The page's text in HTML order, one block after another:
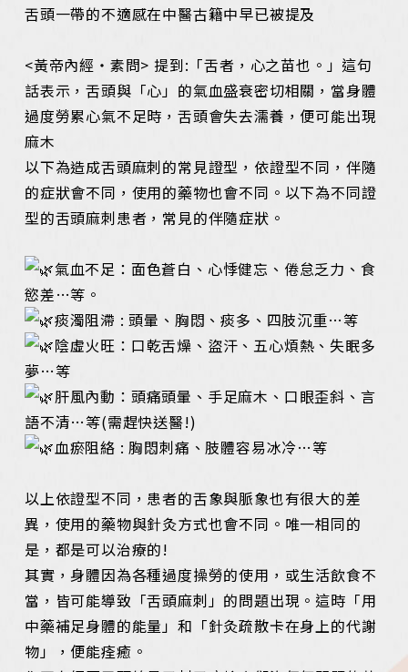
舌頭一帶的不適感在中醫古籍中早已被提及
<黃帝內經・素問> 提到:「舌者，心之苗也。」這句
話表示，舌頭與「心」的氣血盛衰密切相關，當身體
過度勞累心氣不足時，舌頭會失去濡養，便可能出現
麻木
以下為造成舌頭麻刺的常見證型，依證型不同，伴隨
的症狀會不同，使用的藥物也會不同。以下為不同證
型的舌頭麻刺患者，常見的伴隨症狀。
氣血不足：面色蒼白、心悸健忘、倦怠乏力、食
慾差…等。
痰濁阻滯 : 頭暈、胸悶、痰多、四肢沉重…等
陰虛火旺：口乾舌燥、盜汗、五心煩熱、失眠多
夢…等
肝風內動：頭痛頭暈、手足麻木、口眼歪斜、言
語不清…等(需趕快送醫!)
血瘀阻絡 : 胸悶刺痛、肢體容易冰冷…等
以上依證型不同，患者的舌象與脈象也有很大的差
異，使用的藥物與針灸方式也會不同。唯一相同的
是，都是可以治療的!
其實，身體因為各種過度操勞的使用，或生活飲食不
當，皆可能導致「舌頭麻刺」的問題出現。這時「用
中藥補足身體的能量」和「針灸疏散卡在身上的代謝
物」，便能痊癒。